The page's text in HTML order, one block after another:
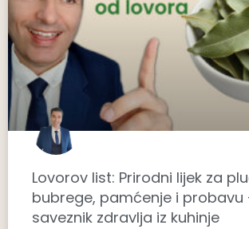
Lovorov list: Prirodni lijek za
bubrege, pamćenje i probavu
saveznik zdravlja iz kuhinje